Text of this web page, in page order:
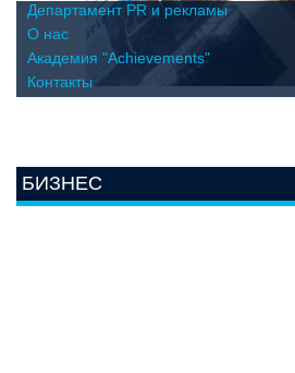
Департамент PR и рекламы
О нас
Академия "Achievements"
Контакты
БИЗНЕС